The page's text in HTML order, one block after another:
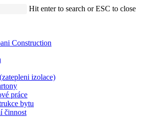
Hit enter to search or ESC to close
izolace)
práce
bytu
činnost